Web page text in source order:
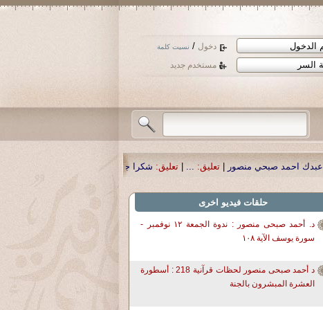
دخول / نسيت كلمة
مستخدم جديد
تعليق: ...
| تعليق: شكرا جزيلا أستاذ حمد الحمد .أكرمكم الله .
حلقات فيديو اخرى
د. أحمد صبحى منصور : ندوة الجمعة ١٢ نوفمبر -
سورة يوسف الآية ١٠٨
د أحمد صبحى منصور لحظات قرآنية 218 : أسطورة
العشرة المبشرون بالجنة